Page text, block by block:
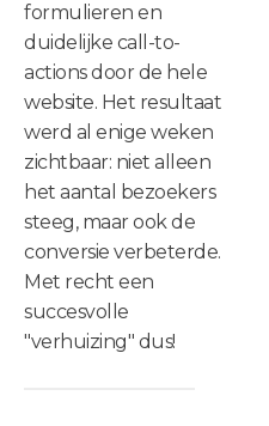
formulieren en
duidelijke call-to-
actions door de hele
website. Het resultaat
werd al enige weken
zichtbaar: niet alleen
het aantal bezoekers
steeg, maar ook de
conversie verbeterde.
Met recht een
succesvolle
"verhuizing" dus!